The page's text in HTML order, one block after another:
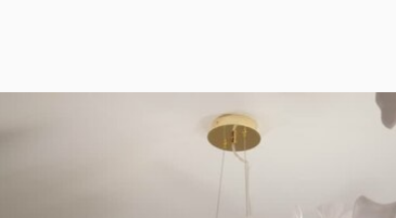
Продукция